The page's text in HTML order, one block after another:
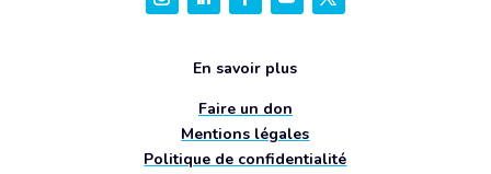
En savoir plus
Faire un don
Mentions légales
Politique de confidentialité